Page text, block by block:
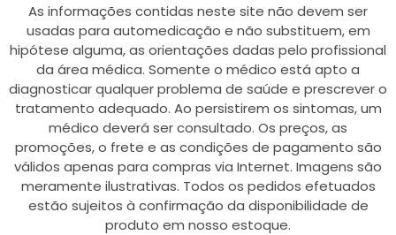
As informações contidas neste site não devem ser
usadas para automedicação e não substituem, em
hipótese alguma, as orientações dadas pelo profissional
da área médica. Somente o médico está apto a
diagnosticar qualquer problema de saúde e prescrever o
tratamento adequado. Ao persistirem os sintomas, um
médico deverá ser consultado. Os preços, as
promoções, o frete e as condições de pagamento são
válidos apenas para compras via Internet. Imagens são
meramente ilustrativas. Todos os pedidos efetuados
estão sujeitos à confirmação da disponibilidade de
produto em nosso estoque.